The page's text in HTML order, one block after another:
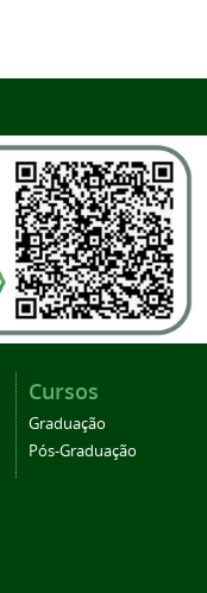
Cursos
Graduação
Pós-Graduação